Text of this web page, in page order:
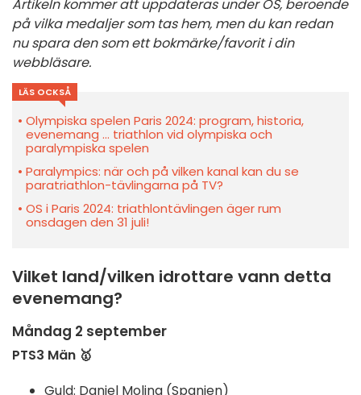
Artikeln kommer att uppdateras under OS, beroende
på vilka medaljer som tas hem, men du kan redan
nu spara den som ett bokmärke/favorit i din
webbläsare.
LÄS OCKSÅ
Olympiska spelen Paris 2024: program, historia,
evenemang ... triathlon vid olympiska och
paralympiska spelen
Paralympics: när och på vilken kanal kan du se
paratriathlon-tävlingarna på TV?
OS i Paris 2024: triathlontävlingen äger rum
onsdagen den 31 juli!
Vilket land/vilken idrottare vann detta
evenemang?
Måndag 2 september
PTS3 Män 🥇
Guld: Daniel Molina (Spanien)